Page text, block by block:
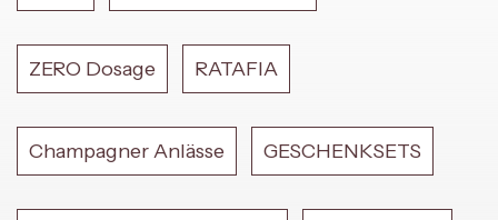
ZERO Dosage RATAFIA
Champagner Anlässe GESCHENKSETS